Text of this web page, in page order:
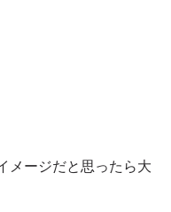
メージだと思ったら大